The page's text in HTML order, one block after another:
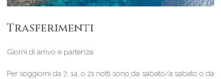
Trasferimenti
Giorni di arrivo e partenza:
Per soggiorni da 7, 14, o 21 notti sono da sabato/a sabato o da